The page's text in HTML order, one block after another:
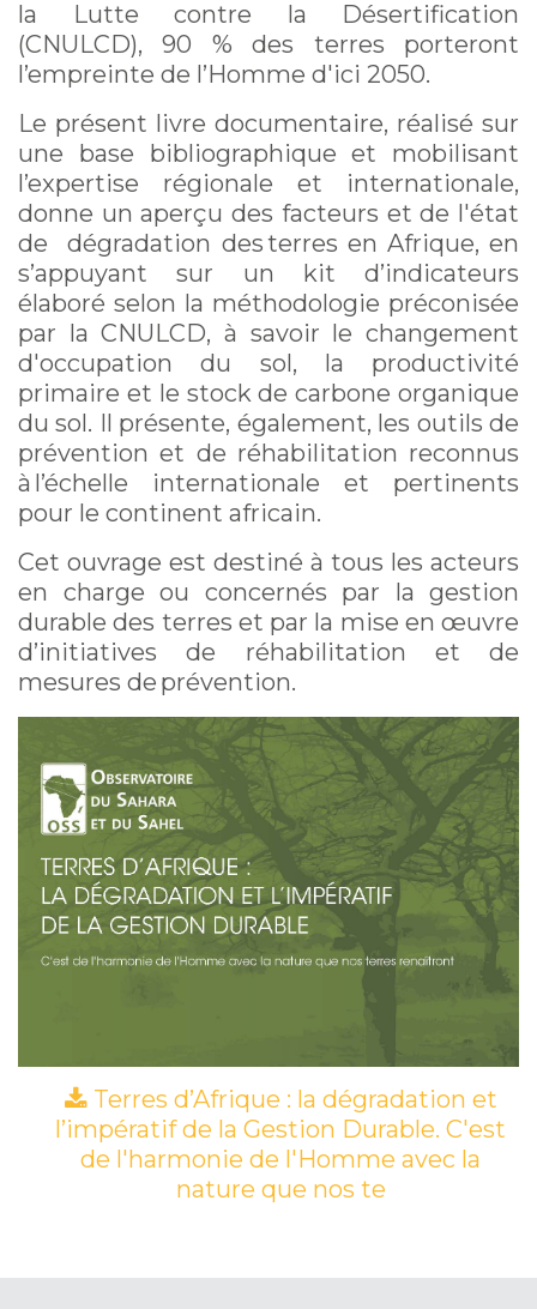
la Lutte contre la Désertification
(CNULCD), 90 % des terres porteront
l’empreinte de l’Homme d'ici 2050.
Le présent livre documentaire, réalisé sur
une base bibliographique et mobilisant
l’expertise régionale et internationale,
donne un aperçu des facteurs et de l'état
de dégradation des terres en Afrique, en
s’appuyant sur un kit d’indicateurs
élaboré selon la méthodologie préconisée
par la CNULCD, à savoir le changement
d'occupation du sol, la productivité
primaire et le stock de carbone organique
du sol. Il présente, également, les outils de
prévention et de réhabilitation reconnus
à l’échelle internationale et pertinents
pour le continent africain.
Cet ouvrage est destiné à tous les acteurs
en charge ou concernés par la gestion
durable des terres et par la mise en œuvre
d’initiatives de réhabilitation et de
mesures de prévention.
Terres d’Afrique : la dégradation et
l’impératif de la Gestion Durable. C'est
de l'harmonie de l'Homme avec la
nature que nos te